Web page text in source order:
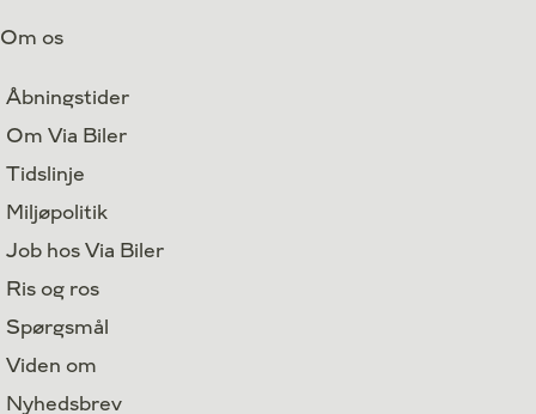
Om os
Åbningstider
Om Via Biler
Tidslinje
Miljøpolitik
Job hos Via Biler
Ris og ros
Spørgsmål
Viden om
Nyhedsbrev